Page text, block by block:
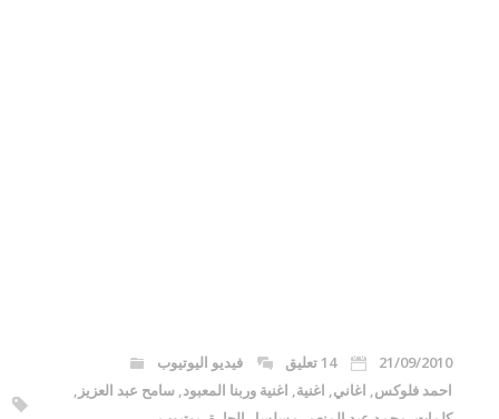
21/09/2010 14 تعليق
فيديو اليوتيوب
احمد فلوكس, اغاني, اغنية, اغنية وربنا المعبود,سامح عبد العزيز ,